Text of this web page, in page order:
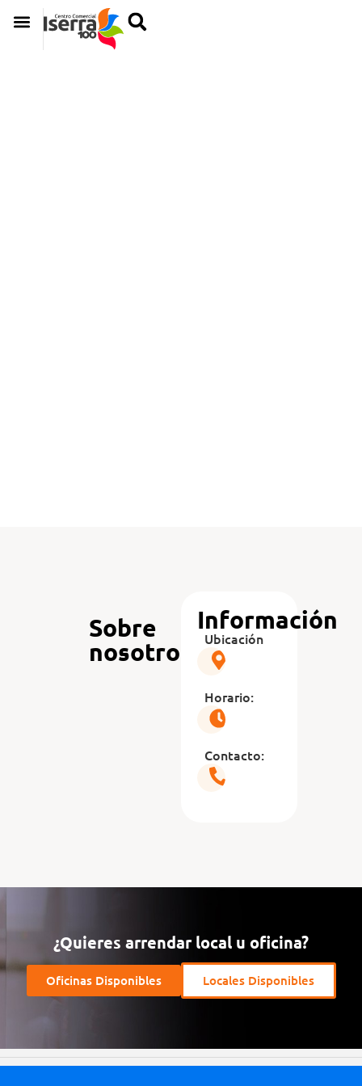
Sobre
nosotros
Información
Ubicación
Horario:
Contacto:
¿Quieres arrendar local u oficina?
Oficinas Disponibles Locales Disponibles